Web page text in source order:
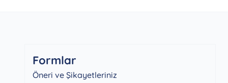
Formlar
Öneri ve Şikayetleriniz